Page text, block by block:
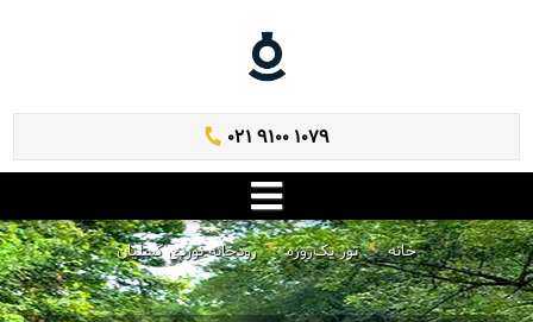
021 9100 1079
خانه تور یک‌روزه رودخانه نوردی کسلیان